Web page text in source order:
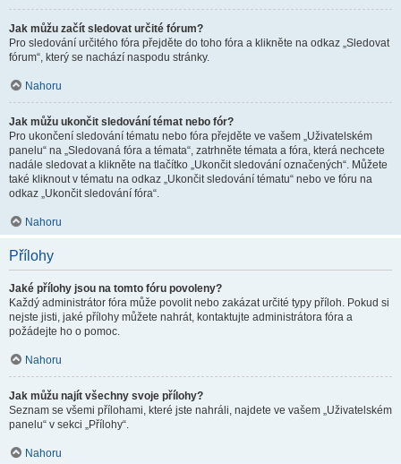
Jak můžu začít sledovat určité fórum?
Pro sledování určitého fóra přejděte do toho fóra a klikněte na odkaz „Sledovat
fórum“, který se nachází naspodu stránky.
Nahoru
Jak můžu ukončit sledování témat nebo fór?
Pro ukončení sledování tématu nebo fóra přejděte ve vašem „Uživatelském
panelu“ na „Sledovaná fóra a témata“, zatrhněte témata a fóra, která nechcete
nadále sledovat a klikněte na tlačítko „Ukončit sledování označených“. Můžete
také kliknout v tématu na odkaz „Ukončit sledování tématu“ nebo ve fóru na
odkaz „Ukončit sledování fóra“.
Nahoru
Přílohy
Jaké přílohy jsou na tomto fóru povoleny?
Každý administrátor fóra může povolit nebo zakázat určité typy příloh. Pokud si
nejste jisti, jaké přílohy můžete nahrát, kontaktujte administrátora fóra a
požádejte ho o pomoc.
Nahoru
Jak můžu najít všechny svoje přílohy?
Seznam se všemi přílohami, které jste nahráli, najdete ve vašem „Uživatelském
panelu“ v sekci „Přílohy“.
Nahoru